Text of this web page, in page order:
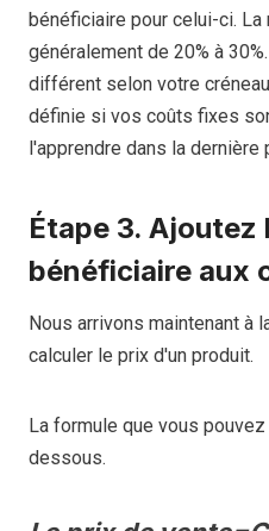
bénéficiaire pour celui-ci.
généralement de 20% à
différent selon votre
définie si vos coûts fixes
l'apprendre dans la dernière
Étape 3. Ajoutez
bénéficiaire aux
Nous arrivons maintenant à
calculer le prix d'un produit.
La formule que vous
dessous.